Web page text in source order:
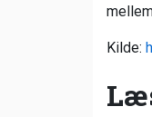
Kilde: